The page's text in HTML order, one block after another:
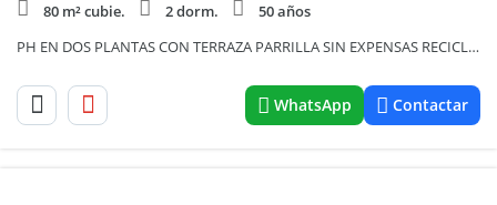
80 m² cubie.
2 dorm.
50 años
PH EN DOS PLANTAS CON TERRAZA PARRILLA SIN EXPENSAS RECICLADO LUMINOSO
WhatsApp Contactar